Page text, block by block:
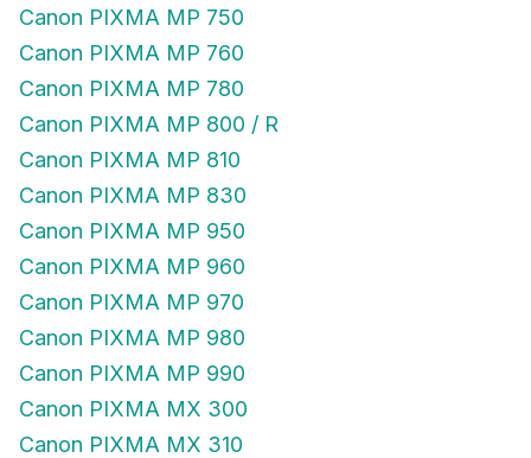
Canon PIXMA MP 750
Canon PIXMA MP 760
Canon PIXMA MP 780
Canon PIXMA MP 800 / R
Canon PIXMA MP 810
Canon PIXMA MP 830
Canon PIXMA MP 950
Canon PIXMA MP 960
Canon PIXMA MP 970
Canon PIXMA MP 980
Canon PIXMA MP 990
Canon PIXMA MX 300
Canon PIXMA MX 310